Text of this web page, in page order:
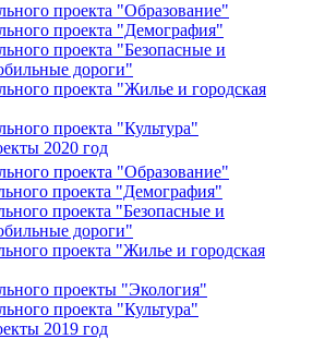
проекта "Образование"
проекта "Демография"
проекта "Безопасные и
дороги"
проекта "Жилье и городская
проекта "Культура"
2020 год
проекта "Образование"
проекта "Демография"
проекта "Безопасные и
дороги"
проекта "Жилье и городская
проекты "Экология"
проекта "Культура"
2019 год